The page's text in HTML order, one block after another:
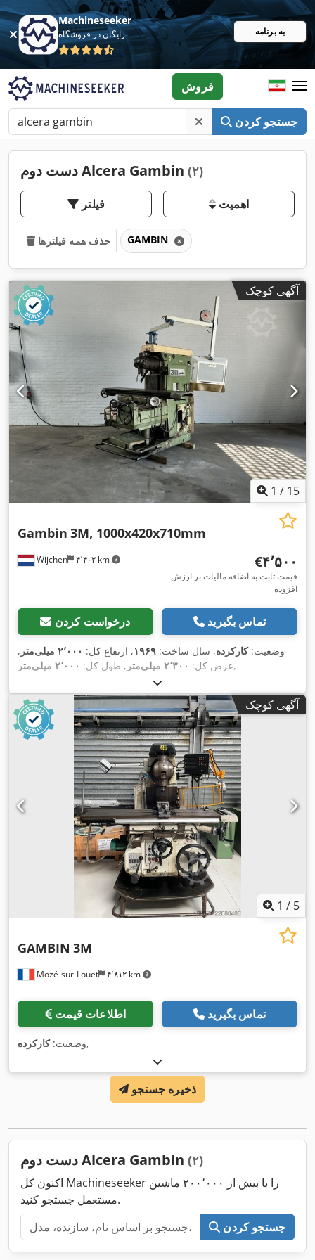
Machineseeker
رایگان در فروشگاه به برنامه
جستجو کردن
فروش
دست دوم Alcera Gambin (۲)
فیلتر اهمیت
حذف همه فیلترها GAMBIN
آگهی کوچک
1 / 15
Wijchen ۴٬۴۰۲ km
Gambin 3M, 1000x420x710mm
‎€۴٬۵۰۰
قیمت ثابت به اضافه مالیات بر ارزش
افزوده
درخواست کردن تماس بگیرید
وضعیت:کارکرده, سال ساخت: ۱۹۶۹, ارتفاع کل: ۲٬۰۰۰ میلی‌متر
,
عرض کل: ۲٬۳۰۰ میلی‌متر , طول کل: ۲٬۰۰۰ میلی‌متر ,
آگهی کوچک
1 / 5
Mozé-sur-Louet ۴٬۸۱۲ km
GAMBIN 3M
اطلاعات قیمت تماس بگیرید
وضعیت:کارکرده ,
ذخیره جستجو
دست دوم Alcera Gambin (۲)
اکنون کل Machineseeker را با بیش از ۲۰۰٬۰۰۰ ماشین
مستعمل جستجو کنید.
جستجو کردن